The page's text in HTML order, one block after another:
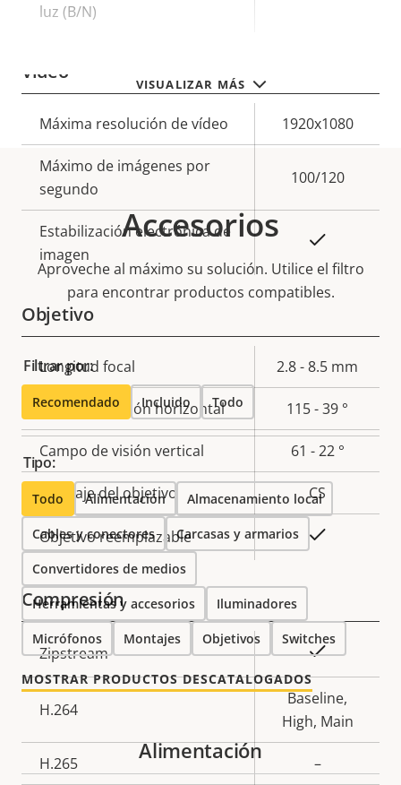
VISUALIZAR MÁS
luz (B/N)
Vídeo
Descripción
de
propiedad
Valor de
la
propiedad
Máxima resolución de vídeo 1920x1080
Máximo de imágenes por
segundo
100/120
Estabilización electrónica de
imagen
Objetivo
Descripción
de
propiedad
la
propiedad
Longitud focal 2.8 - 8.5 mm
Campo de visión horizontal 115 - 39 °
Campo de visión vertical 61 - 22 °
Montaje del objetivo CS
Objetivo reemplazable
Compresión
Descripción
de
propiedad
Valor de
la
propiedad
Zipstream Sí
H.264
Baseline,
High, Main
H.265 –
Accesorios
Aproveche al máximo su solución. Utilice el filtro
para encontrar productos compatibles.
Filtrar por:
Recomendado Incluido Todo
Tipo:
Todo Alimentación Almacenamiento local
Cables y conectores Carcasas y armarios
Convertidores de medios
Herramientas y accesorios Iluminadores
Micrófonos Montajes Objetivos Switches
MOSTRAR PRODUCTOS DESCATALOGADOS
Alimentación